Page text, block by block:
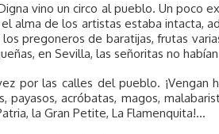
vino un circo al pueblo. Un poco
alma de los artistas estaba intacta,
pregoneros de baratijas, frutas
en Sevilla, las señoritas no
por las calles del pueblo. ¡Vengan
payasos, acróbatas, magos,
la Gran Petite, La Flamenquita!...